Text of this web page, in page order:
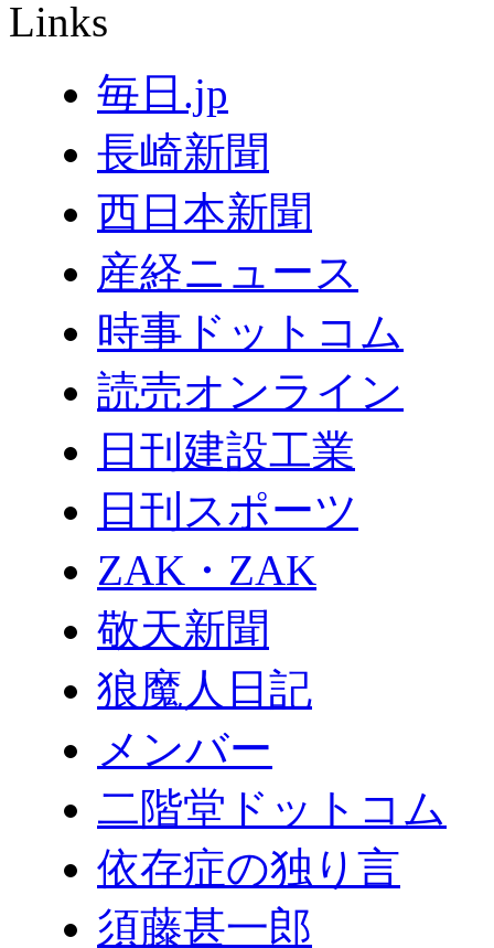
Links
毎日.jp
長崎新聞
西日本新聞
産経ニュース
時事ドットコム
読売オンライン
日刊建設工業
日刊スポーツ
ZAK・ZAK
敬天新聞
狼魔人日記
メンバー
二階堂ドットコム
依存症の独り言
須藤甚一郎